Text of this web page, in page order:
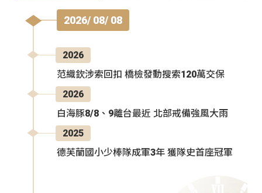
2026/ 08/ 08
2026
范織欽涉索回扣 橋檢發動搜索120萬交保
2026
白海豚8/8、9離台最近 北部戒備強風大雨
2025
德芙蘭國小少棒隊成軍3年 獲隊史首座冠軍